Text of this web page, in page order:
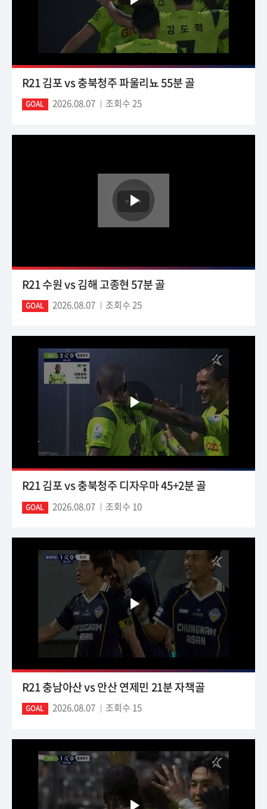
R21 김포 vs 충북청주 파울리뇨 55분 골
GOAL 2026.08.07 조회수 25
R21 수원 vs 김해 고종현 57분 골
GOAL 2026.08.07 조회수 25
R21 김포 vs 충북청주 디자우마 45+2분 골
GOAL 2026.08.07 조회수 10
R21 충남아산 vs 안산 연제민 21분 자책골
GOAL 2026.08.07 조회수 15